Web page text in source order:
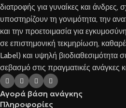
διατροφής για γυναίκες και άνδρες,
υποστηρίζουν τη γονιμότητα, την
και την προετοιμασία για
σε επιστημονική τεκμηρίωση,
Label) και υψηλή βιοδιαθεσιμότητα
σεβασμό στις πραγματικές ανάγκες
Αγορά βάση ανάγκης
Πληροφορίες